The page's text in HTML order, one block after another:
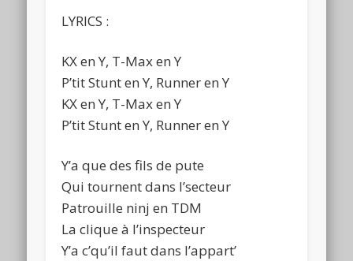
LYRICS :
KX en Y, T-Max en Y
P’tit Stunt en Y, Runner en Y
KX en Y, T-Max en Y
P’tit Stunt en Y, Runner en Y
Y’a que des fils de pute
Qui tournent dans l’secteur
Patrouille ninj en TDM
La clique à l’inspecteur
Y’a c’qu’il faut dans l’appart’